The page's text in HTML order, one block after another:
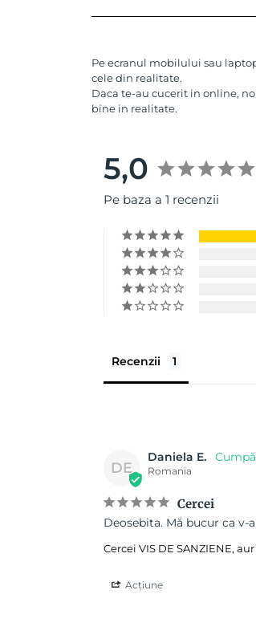
Pe ecranul mobilului sau
cele din realitate.
Daca te-au cucerit in online,
bine in realitate.
5,0
Pe baza a 1 recenzii
Recenzii
DE
Daniela E.
Romania
Cercei
Deosebita. Mă bucur ca v-
Cercei VIS DE SANZIENE,
Acțiune